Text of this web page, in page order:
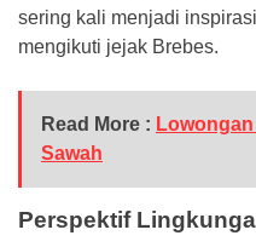
sering kali menjadi
mengikuti jejak Brebes.
Read More :
Sawah
Perspektif